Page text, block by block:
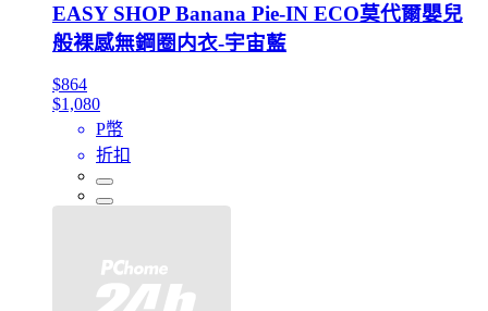
EASY SHOP Banana Pie-IN ECO莫代爾嬰兒
般裸感無鋼圈内衣-宇宙藍
$864
$1,080
P幣
折扣